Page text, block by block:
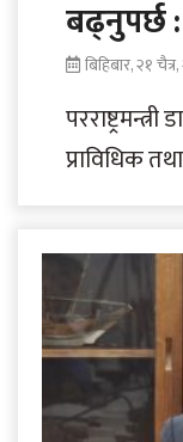
बढ्नुपर्छ :
बिहिबार, २१
प्राविधिक